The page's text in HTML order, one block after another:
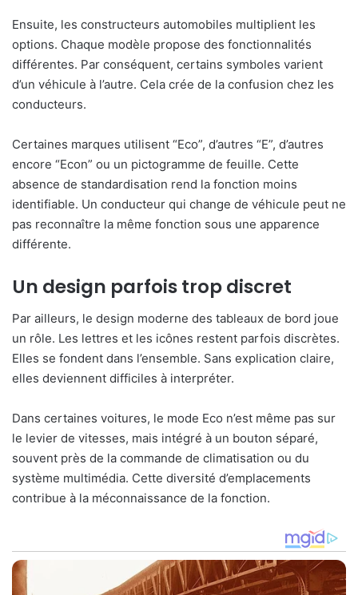
Ensuite, les constructeurs automobiles multiplient les
options. Chaque modèle propose des fonctionnalités
différentes. Par conséquent, certains symboles varient
d’un véhicule à l’autre. Cela crée de la confusion chez les
conducteurs.
Certaines marques utilisent “Eco”, d’autres “E”, d’autres
encore “Econ” ou un pictogramme de feuille. Cette
absence de standardisation rend la fonction moins
identifiable. Un conducteur qui change de véhicule peut ne
pas reconnaître la même fonction sous une apparence
différente.
Un design parfois trop discret
Par ailleurs, le design moderne des tableaux de bord joue
un rôle. Les lettres et les icônes restent parfois discrètes.
Elles se fondent dans l’ensemble. Sans explication claire,
elles deviennent difficiles à interpréter.
Dans certaines voitures, le mode Eco n’est même pas sur
le levier de vitesses, mais intégré à un bouton séparé,
souvent près de la commande de climatisation ou du
système multimédia. Cette diversité d’emplacements
contribue à la méconnaissance de la fonction.